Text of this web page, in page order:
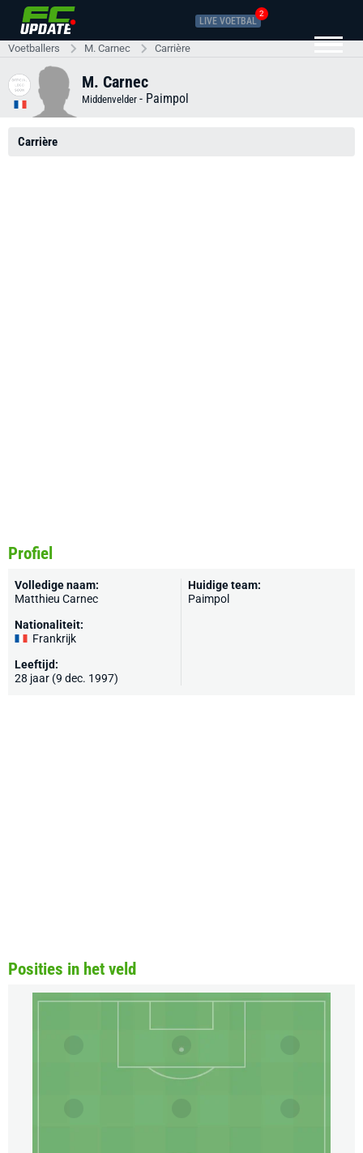
LIVE VOETBAL
2
Voetballers M. Carnec Carrière
M. Carnec
Middenvelder - Paimpol
Carrière
Profiel
Volledige naam:
Matthieu Carnec
Nationaliteit:
Frankrijk
Leeftijd:
28 jaar (9 dec. 1997)
Huidige team:
Paimpol
Posities in het veld